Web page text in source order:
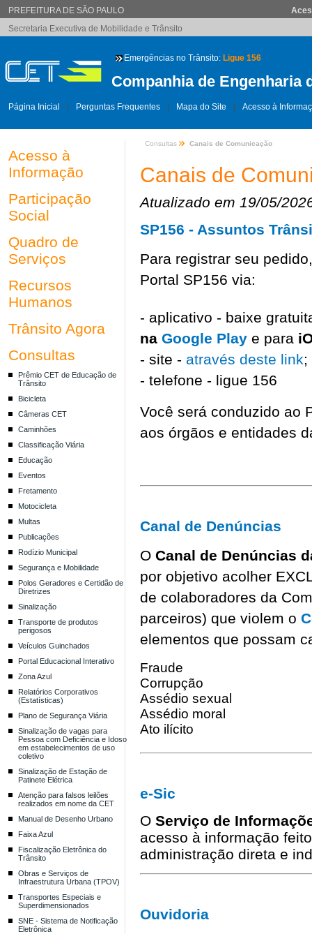
PREFEITURA DE SÃO PAULO
Secretaria Executiva de Mobilidade e Trânsito
Emergências no Trânsito: Ligue 156
Companhia de Engenharia
Página Inicial Perguntas Frequentes Mapa do Site Acesso à
Acesso à
Informação
Participação
Social
Quadro de
Serviços
Recursos
Humanos
Trânsito Agora
Consultas
Prêmio CET de Educação de
Trânsito
Bicicleta
Câmeras CET
Caminhões
Classificação Viária
Educação
Eventos
Fretamento
Motocicleta
Multas
Publicações
Rodízio Municipal
Segurança e Mobilidade
Polos Geradores e Certidão de
Diretrizes
Sinalização
Transporte de produtos
perigosos
Veículos Guinchados
Portal Educacional Interativo
Zona Azul
Relatórios Corporativos
(Estatísticas)
Plano de Segurança Viária
Sinalização de vagas para
Pessoa com Deficiência e Idoso
em estabelecimentos de uso
coletivo
Sinalização de Estação de
Patinete Elétrica
Atenção para falsos leilões
realizados em nome da CET
Manual de Desenho Urbano
Faixa Azul
Fiscalização Eletrônica do
Trânsito
Obras e Serviços de
Infraestrutura Urbana (TPOV)
Transportes Especiais e
Superdimensionados
SNE - Sistema de Notificação
Eletrônica
Consultas Canais de Comunicação
Canais de
Atualizado em 19/05/
SP156 - Assuntos
Para registrar seu
Portal SP156 via:
- aplicativo - baixe
na Google Playe para
- site - através deste link;
- telefone - ligue 156
Você será conduzido ao
aos órgãos e entidades
Canal de Denúncias
O Canal de Denúncias
por objetivo acolher
de colaboradores da
parceiros) que violem o
elementos que possam
Fraude
Corrupção
Assédio sexual
Assédio moral
Ato ilícito
e-Sic
O Serviço de
acesso à informação
administração direta e
Ouvidoria